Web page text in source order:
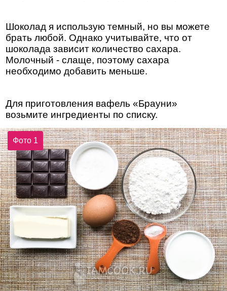
Шоколад я использую темный, но вы можете
брать любой. Однако учитывайте, что от
шоколада зависит количество сахара.
Молочный - слаще, поэтому сахара
необходимо добавить меньше.
Для приготовления вафель «Брауни»
возьмите ингредиенты по списку.
Фото 1